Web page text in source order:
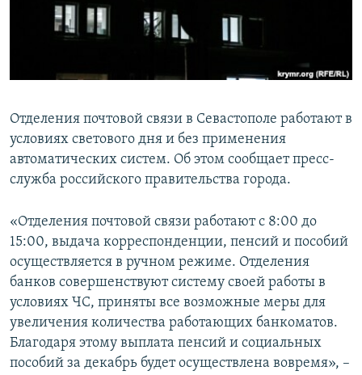
ПОБЕДИТЕЛЕЙ НЕ СУДЯТ?
КРЫМ.НЕПОКОРЕННЫЙ
ELIFBE
ПРИСОЕДИНЯЙТЕСЬ!
Все сайты RFE/RL
Отделения почтовой связи в Севастополе работают в
условиях светового дня и без применения
автоматических систем. Об этом сообщает пресс-
служба российского правительства города.
«Отделения почтовой связи работают с 8:00 до
15:00, выдача корреспонденции, пенсий и пособий
осуществляется в ручном режиме. Отделения
банков совершенствуют систему своей работы в
условиях ЧС, приняты все возможные меры для
увеличения количества работающих банкоматов.
Благодаря этому выплата пенсий и социальных
пособий за декабрь будет осуществлена вовремя», –